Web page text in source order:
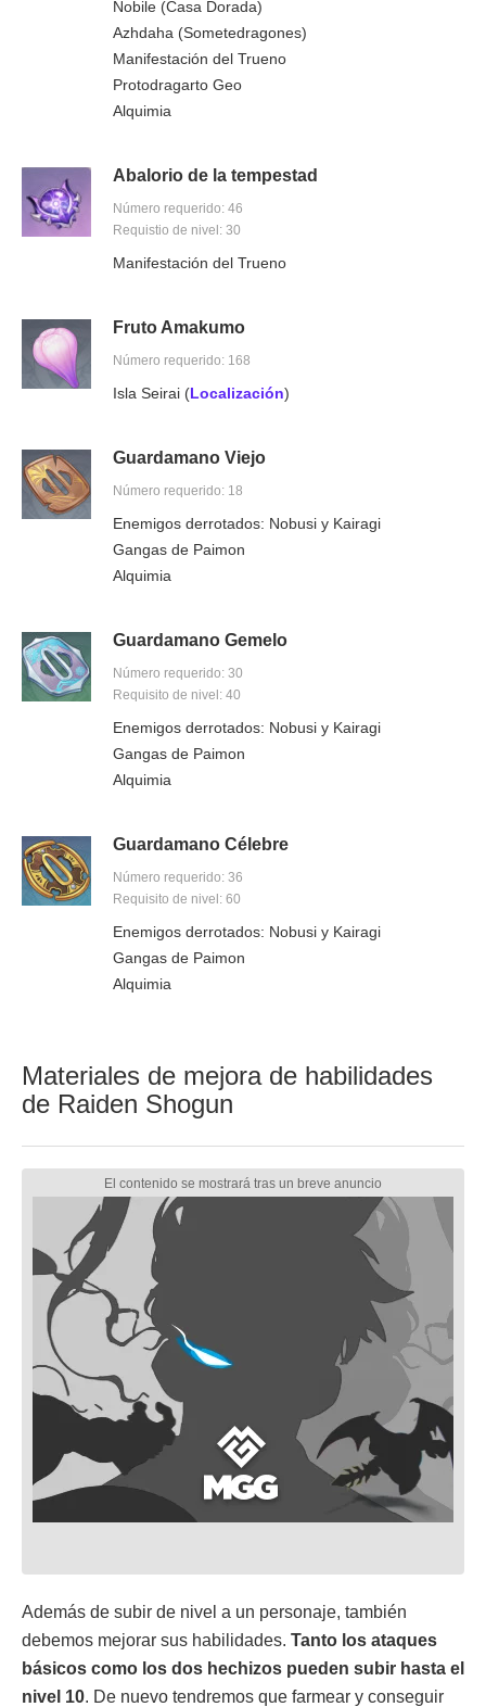
Nobile (Casa Dorada)
Azhdaha (Sometedragones)
Manifestación del Trueno
Protodragarto Geo
Alquimia
Abalorio de la tempestad
Número requerido: 46
Requistio de nivel: 30
Manifestación del Trueno
Fruto Amakumo
Número requerido: 168
Isla Seirai (Localización)
Guardamano Viejo
Número requerido: 18
Enemigos derrotados: Nobusi y Kairagi
Gangas de Paimon
Alquimia
Guardamano Gemelo
Número requerido: 30
Requisito de nivel: 40
Enemigos derrotados: Nobusi y Kairagi
Gangas de Paimon
Alquimia
Guardamano Célebre
Número requerido: 36
Requisito de nivel: 60
Enemigos derrotados: Nobusi y Kairagi
Gangas de Paimon
Alquimia
Materiales de mejora de habilidades
de Raiden Shogun
Además de subir de nivel a un personaje, también
debemos mejorar sus habilidades. Tanto los ataques
básicos como los dos hechizos pueden subir hasta el
nivel 10. De nuevo tendremos que farmear y conseguir